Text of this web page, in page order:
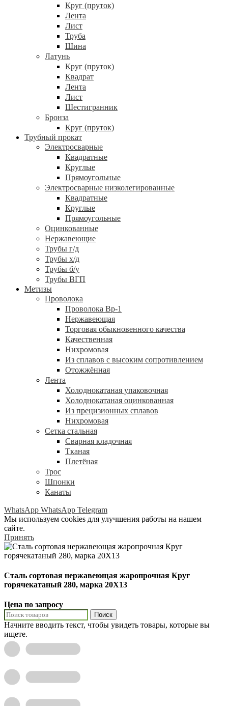
Круг (пруток)
Лента
Лист
Труба
Шина
Латунь
Круг (пруток)
Квадрат
Лента
Лист
Шестигранник
Бронза
Круг (пруток)
Трубный прокат
Электросварные
Квадратные
Круглые
Прямоугольные
Электросварные низколегированные
Квадратные
Круглые
Прямоугольные
Оцинкованные
Нержавеющие
Трубы г/д
Трубы х/д
Трубы б/у
Трубы ВГП
Метизы
Проволока
Проволока Вр-1
Нержавеющая
Торговая обыкновенного качества
Качественная
Нихромовая
Из сплавов с высоким сопротивлением
Отожжённая
Лента
Холоднокатаная упаковочная
Холоднокатаная оцинкованная
Из прецизионных сплавов
Нихромовая
Сетка стальная
Сварная кладочная
Тканая
Плетёная
Трос
Шпонки
Канаты
WhatsApp WhatsApp Telegram
Мы используем cookies для улучшения работы на нашем
сайте.
Принять
Сталь сортовая нержавеющая жаропрочная Круг
горячекатаный 280, марка 20Х13
Цена по запросу
Поиск
Начните вводить текст, чтобы увидеть товары, которые вы
ищете.